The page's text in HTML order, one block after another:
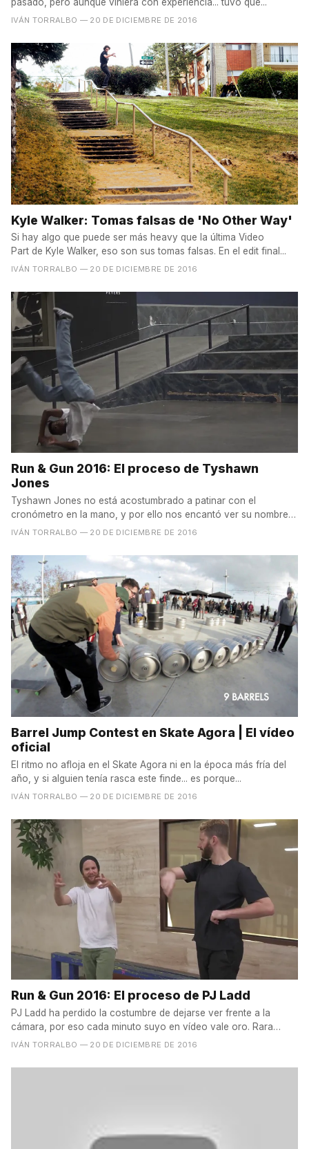
IVÁN TORRALBO — 20 DE DICIEMBRE DE 2016
Kyle Walker: Tomas falsas de 'No Other Way'
Si hay algo que puede ser más heavy que la última Video
Part de Kyle Walker, eso son sus tomas falsas. En el edit final...
IVÁN TORRALBO — 20 DE DICIEMBRE DE 2016
Run & Gun 2016: El proceso de Tyshawn
Jones
Tyshawn Jones no está acostumbrado a patinar con el
cronómetro en la mano, y por ello nos encantó ver su nombre
entre...
IVÁN TORRALBO — 20 DE DICIEMBRE DE 2016
Barrel Jump Contest en Skate Agora | El vídeo
oficial
El ritmo no afloja en el Skate Agora ni en la época más fría del
año, y si alguien tenía rasca este finde... es porque...
IVÁN TORRALBO — 20 DE DICIEMBRE DE 2016
Run & Gun 2016: El proceso de PJ Ladd
PJ Ladd ha perdido la costumbre de dejarse ver frente a la
cámara, por eso cada minuto suyo en vídeo vale oro. Rara
vez...
IVÁN TORRALBO — 20 DE DICIEMBRE DE 2016